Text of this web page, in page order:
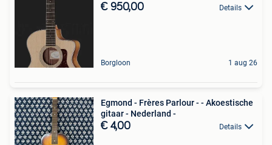
€ 950,00 Details
Borgloon 1 aug 26
Egmond - Frères Parlour - - Akoestische
gitaar - Nederland -
€ 4,00 Details